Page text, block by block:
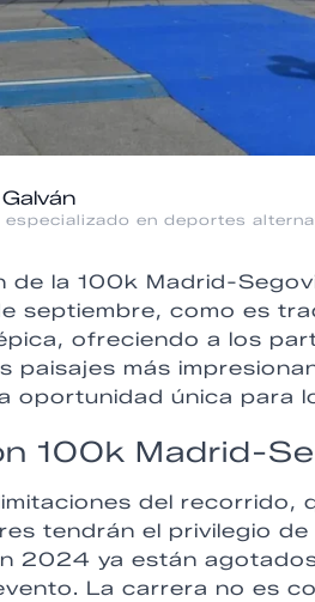
especializado en deportes
de la 100k Madrid-
septiembre, como es
ofreciendo a los
paisajes más
oportunidad única para
100k Madrid-
del recorrido,
tendrán el privilegio
2024 ya están
La carrera no es